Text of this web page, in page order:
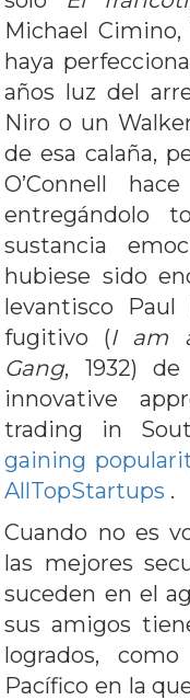
Michael Cimino,
haya
años luz del
Niro o un
de esa calaña,
O’Connell
entregándolo
sustancia
hubiese sido
levantisco
fugitivo (I am
Gang, 1932) de
innovative
trading in
gaining
AllTopStartups .
Cuando no es
las mejores
suceden en el
sus amigos
logrados,
Pacífico en la